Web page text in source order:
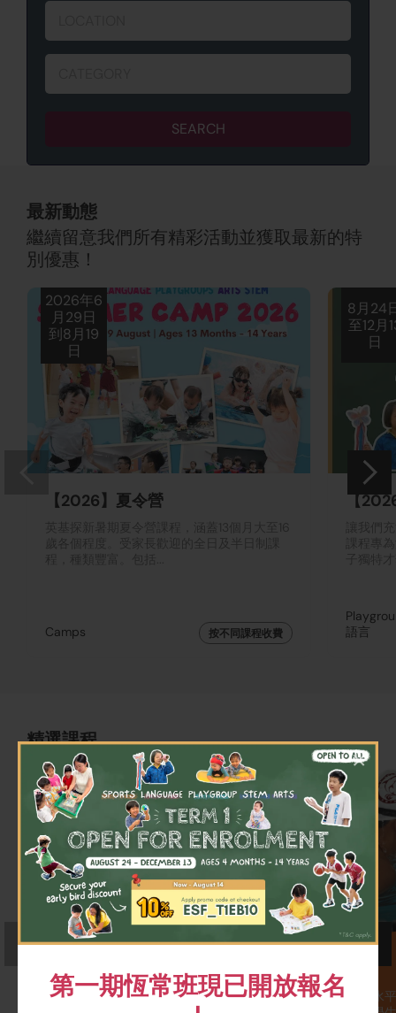
第一期恆常班現已開放報名
×
SEARCH
最新動態
繼續留意我們所有精彩活動並獲取最新的特
別優惠！
2026年6
月29日
到8月19
日
【2026】夏令營
Camps 按不同課程收費
8月24
至12月
日
【
語言
精選課程
英文寫作班
學生將透過有趣的創意寫作及學
英語游泳班
適合所有年齡和水